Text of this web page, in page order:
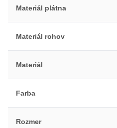
Materiál plátna
Materiál rohov
Materiál
Farba
Rozmer